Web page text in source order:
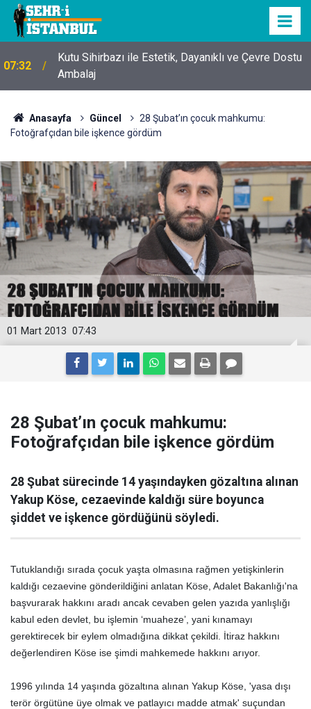
07:32
Kutu Sihirbazı ile Estetik, Dayanıklı ve Çevre Dostu
Ambalaj
Anasayfa Güncel
28 Şubat’ın çocuk mahkumu:
Fotoğrafçıdan bile işkence gördüm
07:43
01 Mart 2013
28 Şubat’ın çocuk mahkumu:
Fotoğrafçıdan bile işkence gördüm
28 Şubat sürecinde 14 yaşındayken gözaltına alınan
Yakup Köse, cezaevinde kaldığı süre boyunca
şiddet ve işkence gördüğünü söyledi.
Tutuklandığı sırada çocuk yaşta olmasına rağmen yetişkinlerin
kaldığı cezaevine gönderildiğini anlatan Köse, Adalet Bakanlığı'na
başvurarak hakkını aradı ancak cevaben gelen yazıda yanlışlığı
kabul eden devlet, bu işlemin ‘muaheze’, yani kınamayı
gerektirecek bir eylem olmadığına dikkat çekildi. İtiraz hakkını
değerlendiren Köse ise şimdi mahkemede hakkını arıyor.
1996 yılında 14 yaşında gözaltına alınan Yakup Köse, 'yasa dışı
terör örgütüne üye olmak ve patlayıcı madde atmak' suçundan